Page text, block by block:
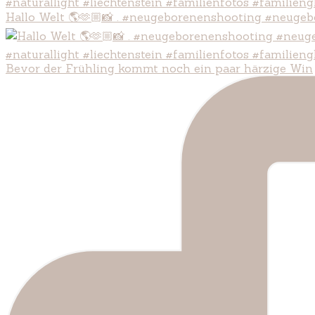
Hallo Welt 🌎🫶🏼📸 . #neugeborenenshooting
Bevor der Frühling kommt noch ein paar härzige Win